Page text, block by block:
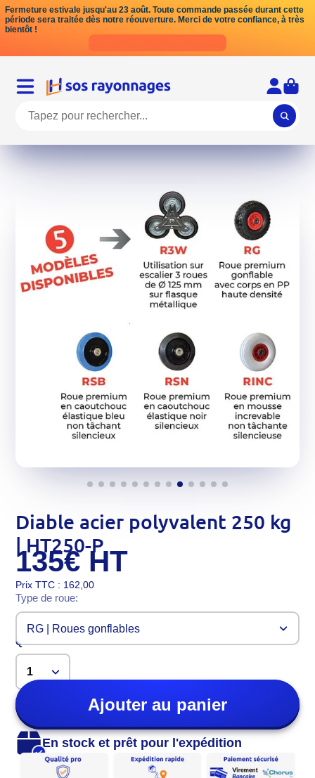
Fermeture estivale jusqu'au 23 août. Toute commande passée durant cette
période sera traitée dès notre réouverture. Merci de votre confiance, à très
bientôt !
Diable acier polyvalent 250 kg
| HT250-P
135€ HT
Prix TTC : 162,00
Type de roue:
RG | Roues gonflables
Quantité
Ajouter au panier
En stock et prêt pour l'expédition